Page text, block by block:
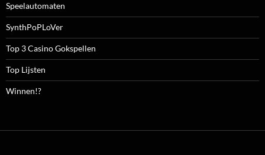
Speelautomaten
SynthPoPLoVer
Top 3 Casino Gokspellen
Top Lijsten
Winnen!?